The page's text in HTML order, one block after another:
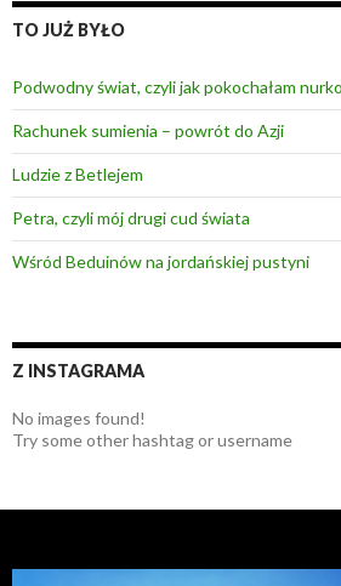
a
TO JUŻ BYŁO
Podwodny świat, czyli jak pokochałam
Rachunek sumienia – powrót do Azji
Ludzie z Betlejem
Petra, czyli mój drugi cud świata
Wśród Beduinów na jordańskiej pustyni
Z INSTAGRAMA
No images found!
Try some other hashtag or username